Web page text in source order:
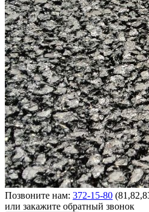
Позвоните нам: 372-15-80
или закажите обратный звонок